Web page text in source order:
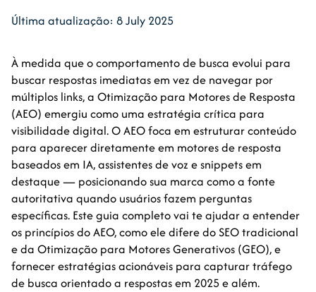
Última atualização: 8 July 2025
À medida que o comportamento de busca evolui para
buscar respostas imediatas em vez de navegar por
múltiplos links, a Otimização para Motores de Resposta
(AEO) emergiu como uma estratégia crítica para
visibilidade digital. O AEO foca em estruturar conteúdo
para aparecer diretamente em motores de resposta
baseados em IA, assistentes de voz e snippets em
destaque — posicionando sua marca como a fonte
autoritativa quando usuários fazem perguntas
específicas. Este guia completo vai te ajudar a entender
os princípios do AEO, como ele difere do SEO tradicional
e da Otimização para Motores Generativos (GEO), e
fornecer estratégias acionáveis para capturar tráfego
de busca orientado a respostas em 2025 e além.